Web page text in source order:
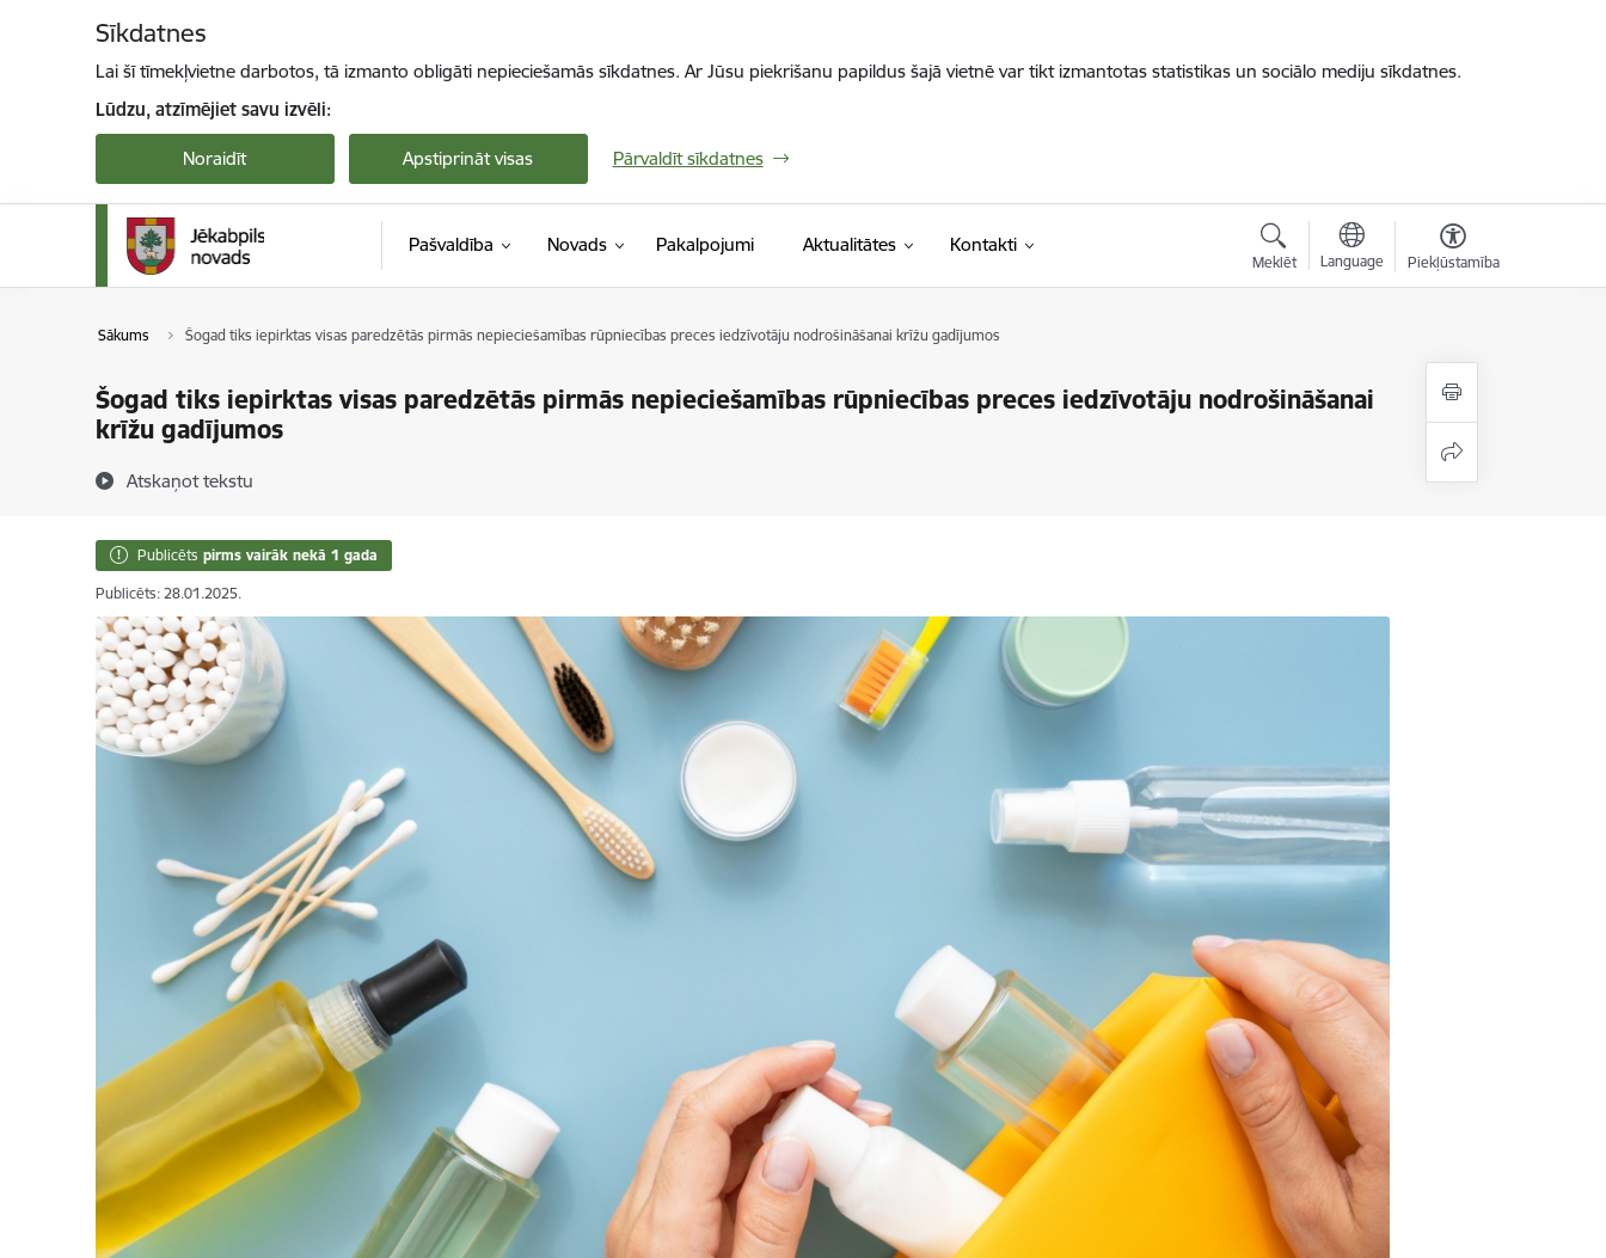
Sīkdatnes
Lai šī tīmekļvietne darbotos, tā izmanto obligāti nepieciešamās sīkdatnes. Ar Jūsu piekrišanu papildus šajā vietnē var tikt izmantotas statistikas un sociālo mediju sīkdatnes.
Lūdzu, atzīmējiet savu izvēli:
Noraidīt Apstiprināt visas Pārvaldīt sīkdatnes
Pašvaldība Novads Pakalpojumi Aktualitātes Kontakti
Meklēt Language Piekļūstamība
Sākums Šogad tiks iepirktas visas paredzētās pirmās nepieciešamības rūpniecības preces iedzīvotāju nodrošināšanai krīžu gadījumos
Šogad tiks iepirktas visas paredzētās pirmās nepieciešamības rūpniecības preces iedzīvotāju nodrošināšanai
krīžu gadījumos
Atskaņot tekstu
Publicēts pirms vairāk nekā 1 gada
Publicēts: 28.01.2025.